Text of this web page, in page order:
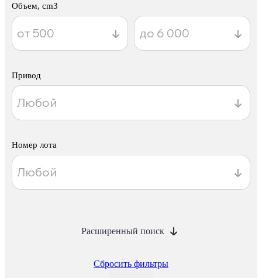
Объем, cm3
Привод
Номер лота
Расширенный поиск
Сбросить фильтры